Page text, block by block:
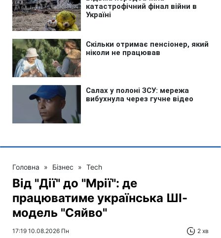
Головна » Бізнес » Tech
Від "Дії" до "Мрії": де
працюватиме українська ШІ-
модель "Сяйво"
17:19 10.08.2026 Пн 2 хв